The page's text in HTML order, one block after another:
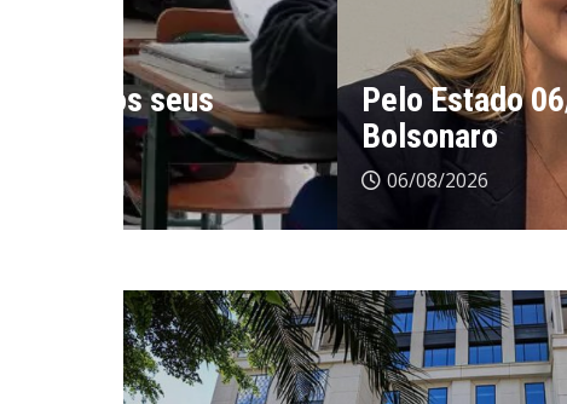
Pelo Estado 06/08: Não deu
Bolsonaro
06/08/2026